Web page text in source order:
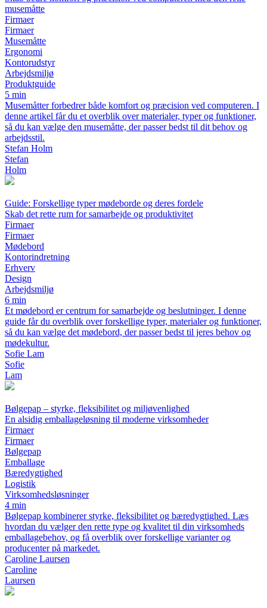
musemåtte
Firmaer
Firmaer
Musemåtte
Ergonomi
Kontorudstyr
Arbejdsmiljø
Produktguide
5 min
Musemåtter forbedrer både komfort og præcision ved computeren. I
denne artikel får du et overblik over materialer, typer og funktioner,
så du kan vælge den musemåtte, der passer bedst til dit behov og
arbejdsstil.
Stefan Holm
Stefan
Holm
Guide: Forskellige typer mødeborde og deres fordele
Skab det rette rum for samarbejde og produktivitet
Firmaer
Firmaer
Mødebord
Kontorindretning
Erhverv
Design
Arbejdsmiljø
6 min
Et mødebord er centrum for samarbejde og beslutninger. I denne
guide får du overblik over forskellige typer, materialer og funktioner,
så du kan vælge det mødebord, der passer bedst til jeres behov og
mødekultur.
Sofie Lam
Sofie
Lam
Bølgepap – styrke, fleksibilitet og miljøvenlighed
En alsidig emballageløsning til moderne virksomheder
Firmaer
Firmaer
Bølgepap
Emballage
Bæredygtighed
Logistik
Virksomhedsløsninger
4 min
Bølgepap kombinerer styrke, fleksibilitet og bæredygtighed. Læs
hvordan du vælger den rette type og kvalitet til din virksomheds
emballagebehov, og få overblik over forskellige varianter og
producenter på markedet.
Caroline Laursen
Caroline
Laursen